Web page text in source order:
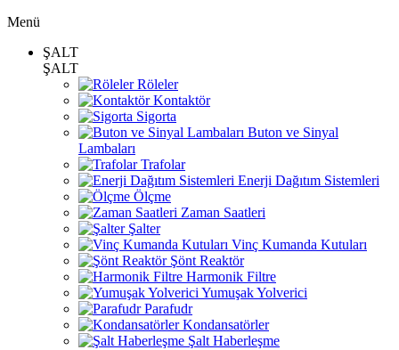
Menü
ŞALT
ŞALT
Röleler
Kontaktör
Sigorta
Buton ve Sinyal
Lambaları
Trafolar
Enerji Dağıtım Sistemleri
Ölçme
Zaman Saatleri
Şalter
Vinç Kumanda Kutuları
Şönt Reaktör
Harmonik Filtre
Yumuşak Yolverici
Parafudr
Kondansatörler
Şalt Haberleşme